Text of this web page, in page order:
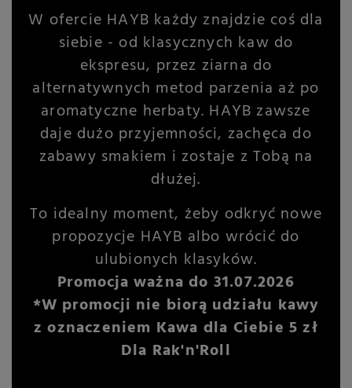
W ofercie HAYB każdy znajdzie coś dla
siebie - od klasycznych kaw do
ekspresu, przez ziarna do
alternatywnych metod parzenia aż po
aromatyczne herbaty. HAYB zawsze
daje dużo przyjemności, zachęca do
zabawy smakiem i zostaje z Tobą na
dłużej.
To idealny moment, żeby odkryć nowe
propozycje HAYB albo wrócić do
ulubionych klasyków.
Promocja ważna do 31.07.2026
*W promocji nie biorą udziału kawy
z oznaczeniem Kawa dla Ciebie 5 zł
Dla Rak'n'Roll